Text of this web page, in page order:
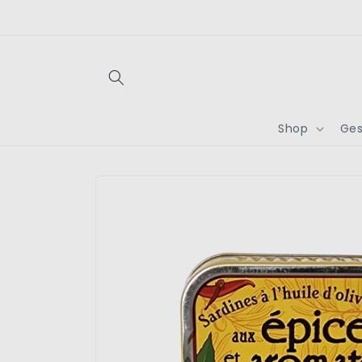
Shop